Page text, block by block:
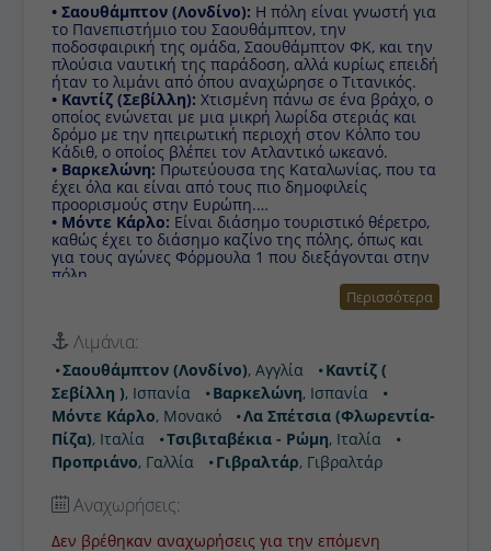
• Σαουθάμπτον (Λονδίνο): H πόλη είναι γνωστή για
το Πανεπιστήμιο του Σαουθάμπτον, την
ποδοσφαιρική της ομάδα, Σαουθάμπτον ΦΚ, και την
πλούσια ναυτική της παράδοση, αλλά κυρίως επειδή
ήταν το λιμάνι από όπου αναχώρησε ο Τιτανικός.
• Καντίζ (Σεβίλλη): Χτισμένη πάνω σε ένα βράχο, ο
οποίος ενώνεται με μια μικρή λωρίδα στεριάς και
δρόμο με την ηπειρωτική περιοχή στον Κόλπο του
Κάδιθ, ο οποίος βλέπει τον Ατλαντικό ωκεανό.
• Βαρκελώνη: Πρωτεύουσα της Καταλωνίας, που τα
έχει όλα και είναι από τους πιο δημοφιλείς
προορισμούς στην Ευρώπη.
• Μόντε Κάρλο: Είναι διάσημο τουριστικό θέρετρο,
καθώς έχει το διάσημο καζίνο της πόλης, όπως και
για τους αγώνες Φόρμουλα 1 που διεξάγονται στην
πόλη.
Αυτό το λιμάνι
προτείνουμε να το χρησιμοποιήσετε, ανάλογα με το
χρόνο σας ,ως αφετηρία για να γνωρίσετε μια απ’
τις πιο ξακουστές πόλεις της Ιταλίας όπως η
Φλωρεντία ή η Πίζα.
• Τσιβιταβέκια (Ρώμη):Πόλη με σπουδαία ιστορία
και αξιοσημείωτη προσφορά στην επιστήμη, τον
πολιτισμό και τις τέχνες. Γι' αυτό το λόγο, καθώς και
για τα πολυάριθμα και εξαιρετικής ομορφιάς
μνημεία της, της έχει αποδοθεί η προσωνυμία «η
αιώνια πόλη»
du-Sud της Γαλλίας στο νησί της Κορσικής.
• Γιβραλτάρ:
" Ο Βράχος", μια πόλη, μια Χώρα γιατί
που αλλού θα βρείτε μια πόλη, που παρά το μικρό
Περισσότερα
Λιμάνια:
Σαουθάμπτον (Λονδίνο), Αγγλία
Καντίζ (
Σεβίλλη ), Ισπανία Βαρκελώνη, Ισπανία
Μόντε Κάρλο, Μονακό
Λα Σπέτσια (Φλωρεντία-
Πίζα), Ιταλία Τσιβιταβέκια - Ρώμη, Ιταλία
Προπριάνο, Γαλλία Γιβραλτάρ, Γιβραλτάρ
Αναχωρήσεις:
Δεν βρέθηκαν αναχωρήσεις για την επόμενη